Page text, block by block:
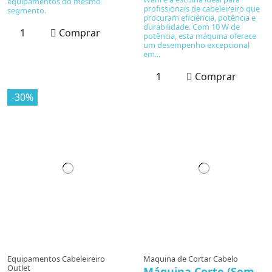
segmento.
Comprar
profissionais de cabeleireiro que
procuram eficiência, potência e
durabilidade. Com 10 W de
potência, esta máquina oferece
um desempenho excepcional
em...
Comprar
-30%
Equipamentos Cabeleireiro
Outlet
Maquina de Cortar Cabelo